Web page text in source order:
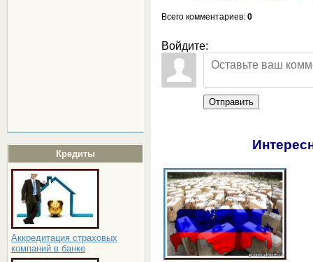
Кредиты
Аккредитация страховых
компаний в банке
Всего комментариев: 0
Войдите:
Отправить